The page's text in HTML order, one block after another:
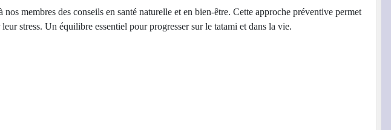
membres des conseils en santé naturelle et en bien-être. Cette approche préventive permet
stress. Un équilibre essentiel pour progresser sur le tatami et dans la vie.